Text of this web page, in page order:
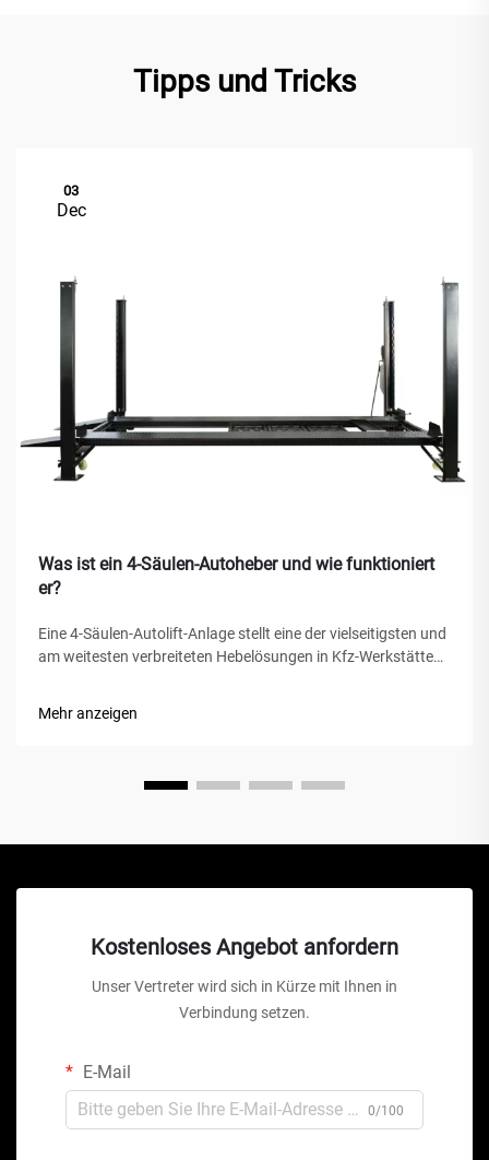
Tipps und Tricks
03
Dec
Was ist ein 4-Säulen-Autoheber und wie funktioniert
er?
Eine 4-Säulen-Autolift-Anlage stellt eine der vielseitigsten und
am weitesten verbreiteten Hebelösungen in Kfz-Werkstätten,
Wagenhebern oder Scherenhebern bietet diese mechanische
Mehr anzeigen
Kostenloses Angebot anfordern
Unser Vertreter wird sich in Kürze mit Ihnen in
Verbindung setzen.
E-Mail
0/100